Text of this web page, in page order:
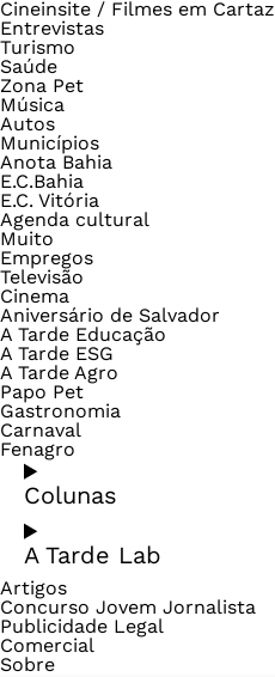
Cineinsite / Filmes em Cartaz
Entrevistas
Turismo
Saúde
Zona Pet
Música
Autos
Municípios
Anota Bahia
E.C.Bahia
E.C. Vitória
Agenda cultural
Muito
Empregos
Televisão
Cinema
Aniversário de Salvador
A Tarde Educação
A Tarde ESG
A Tarde Agro
Papo Pet
Gastronomia
Carnaval
Fenagro
Colunas
A Tarde Lab
Artigos
Concurso Jovem Jornalista
Publicidade Legal
Comercial
Sobre